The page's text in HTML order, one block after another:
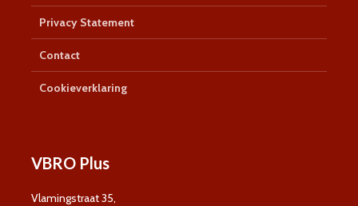
Privacy Statement
Contact
Cookieverklaring
VBRO Plus
Vlamingstraat 35,